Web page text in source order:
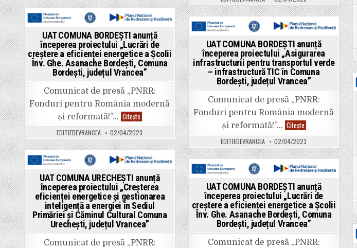
Bdul.
din
reabilitată
și
modernizată.
anunță
începerea
proiectului
cu
titlul
eficienței
energetice
și
gestionarea
inteligență
a
energiei
în
Dispensarul
Uman
Urechești,
județul
Vrancea”
in
UAT COMUNA BORDEȘTI anunță
începerea proiectului „Lucrări de
creștere a eficienței energetice a Școlii
Înv. Ghe. Asanache Bordești, Comuna
Bordești, județul Vrancea”
Comunicat de presă „PNRR:
Fonduri pentru România modernă
și reformată!”… CiteșteUAT
COMUNA
BORDEȘTI
anunță
începerea
proiectului
„Lucrări
de
a
eficienței
energetice
a
Școlii
Înv.
Ghe.
Asanache
Bordești,
Comuna
Bordești,
EDITIEDEVRANCEA 02/04/2023
in
UAT COMUNA BORDEȘTI anunță
începerea proiectului „Asigurarea
infrastructurii pentru transportul verde
– infrastructură TIC în Comuna
Bordești, județul Vrancea”
Comunicat de presă „PNRR:
Fonduri pentru România modernă
și reformată!”… CiteșteUAT
COMUNA
BORDEȘTI
anunță
începerea
proiectului
„Asigurarea
infrastructurii
transportul
verde
–
infrastructură
TIC
în
Comuna
Bordești,
județul
Vrancea”
EDITIEDEVRANCEA 02/04/2023
in
UAT COMUNA URECHEȘTI anunță
începerea proiectului „Creșterea
eficienței energetice și gestionarea
inteligență a energiei în Sediul
Primăriei și Căminul Cultural Comuna
Urechești, județul Vrancea”
Comunicat de presă „PNRR:
in
UAT COMUNA BORDEȘTI anunță
începerea proiectului „Lucrări de
creștere a eficienței energetice a Școlii
Înv. Ghe. Asanache Bordești, Comuna
Bordești, județul Vrancea”
Comunicat de presă „PNRR: